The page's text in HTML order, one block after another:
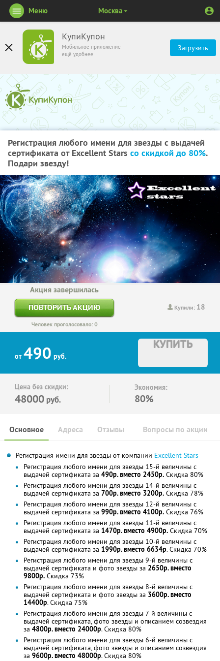
КупиКупон
Мобильное приложение
ещё удобнее
Загрузить
Меню Москва
Регистрация любого имени для звезды с выдачей
сертификата от Excellent Stars со скидкой до 80%.
Подари звезду!
Купили: 18
Акция завершилась
ПОВТОРИТЬ АКЦИЮ
Человек проголосовало: 0
от 490 руб.
КУПИТЬ
Цена без скидки:
48000 руб.
Экономия:
80%
Основное Отзывы Вопросы по акции
Адреса
Регистрация имени для звезды от компании Excellent Stars
Регистрация любого имени для звезды 15-й величины с
выдачей сертификата за 490р. вместо 2450р. Скидка 80%
Регистрация любого имени для звезды 14-й величины с
выдачей сертификата за 700р. вместо 3200р. Скидка 78%
Регистрация любого имени для звезды 12-й величины с
выдачей сертификата за 990р. вместо 4100р. Скидка 76%
Регистрация любого имени для звезды 11-й величины с
выдачей сертификата за 1470р. вместо 4900р. Скидка 70%
Регистрация любого имени для звезды 10-й величины с
выдачей сертификата за 1990р. вместо 6634р. Скидка 70%
Регистрация любого имени для звезды 9-й величины с
выдачей сертификата и фото звезды за 2650р. вместо
9800р. Скидка 73%
Регистрация любого имени для звезды 8-й величины с
выдачей сертификата и фото звезды за 3600р. вместо
14400р. Скидка 75%
Регистрация любого имени для звезды 7-й величины с
выдачей сертификата, фото звезды и описанием созвездия
за 4800р. вместо 24000р. Скидка 80%
Регистрация любого имени для звезды 6-й величины с
выдачей сертификата, фото звезды и описанием созвездия
за 9600р. вместо 48000р. Скидка 80%